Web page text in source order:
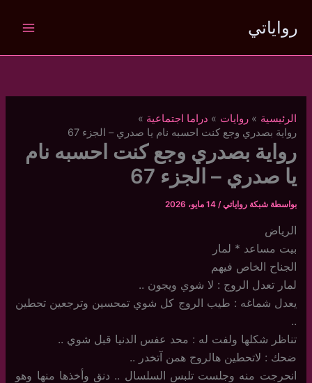
المحتوى
رواياتي
الرئيسية روايات
دراما اجتماعية
رواية بصدري وجع كنت احسبه نام يا صدري – الجزء 67
رواية بصدري وجع كنت احسبه نام
يا صدري – الجزء 67
بواسطة شبكة رواياتي/14 مايو، 2026
الرياض
بيت مساعد * لمار
الجناح الخاص فيهم
لمار تعدل الروج : لا شوي ويجون ..
يعدل شماغه : طيب الروج كل شوي تمحسين وترجعين تحطين
..
تناظر شكلها ولفت له : محد عفس الدنيا قبل شوي ..
ضحك : لاتحطين هالروج همن آتخدر ..
انحرجت منه وجلست تلبس السلسال .. دنق وأخذها منها وهو